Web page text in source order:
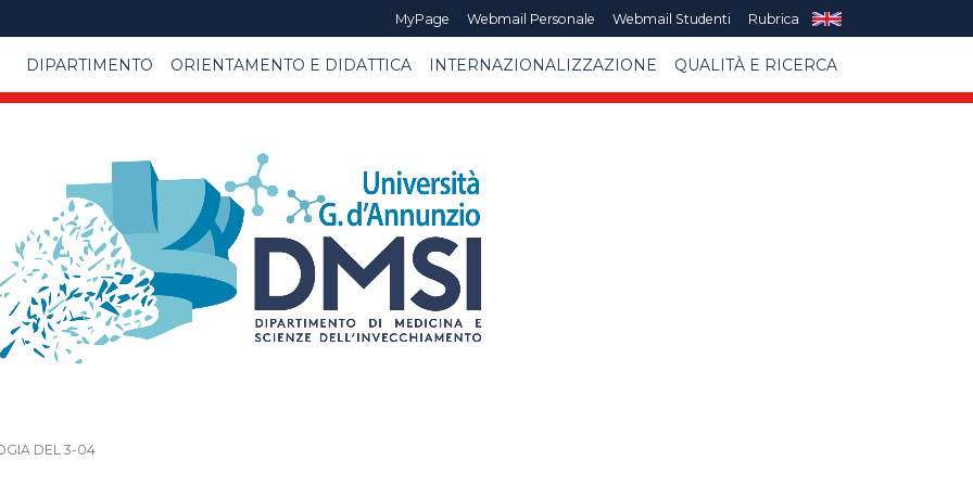
MyPage Webmail Personale Webmail Studenti Rubrica
DIPARTIMENTO ORIENTAMENTO E DIDATTICA INTERNAZIONALIZZAZIONE QUALITÀ E RICERCA
DEL 3-04